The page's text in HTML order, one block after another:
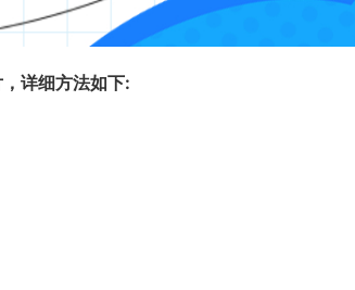
详细方法如下: